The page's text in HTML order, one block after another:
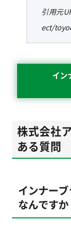
引用元
ect/
イン
株式会社
ある質問
インナー
なんですか